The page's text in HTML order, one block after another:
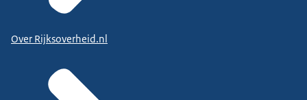
Over Rijksoverheid.nl